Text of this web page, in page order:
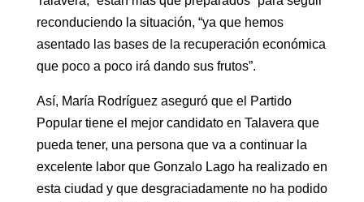
reconduciendo la situación, “ya que hemos
asentado las bases de la recuperación económica
que poco a poco irá dando sus frutos”.
Así, María Rodríguez aseguró que el Partido
Popular tiene el mejor candidato en Talavera que
pueda tener, una persona que va a continuar la
excelente labor que Gonzalo Lago ha realizado en
esta ciudad y que desgraciadamente no ha podido